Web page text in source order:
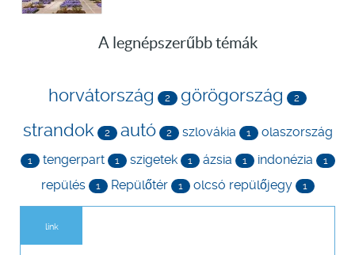
A legnépszerűbb témák
horvátország 2 görögország 2
strandok 2 autó 2 szlovákia 1 olaszország
1 tengerpart 1 szigetek 1 ázsia 1 indonézia 1
repülés 1 Repülőtér 1 olcsó repülőjegy 1
link